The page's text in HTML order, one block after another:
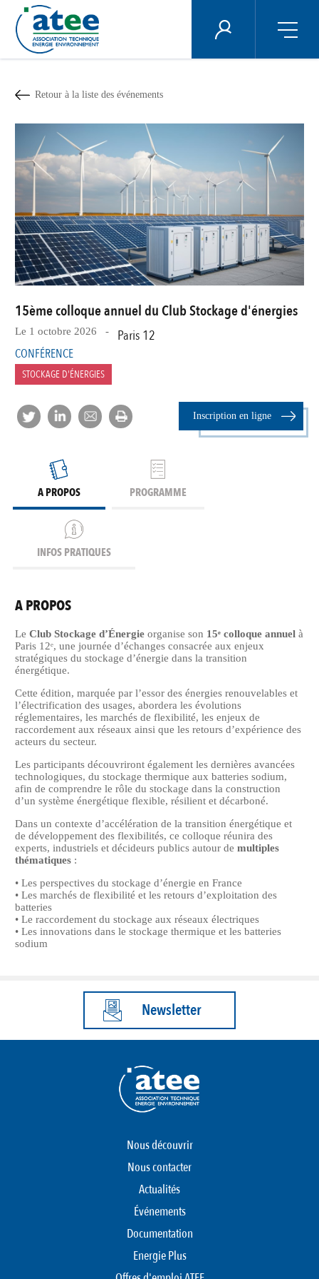
contenu
principal
ÉNERGIE PLUS
Retour à la liste des événements
15ème colloque annuel du Club Stockage d'énergies
Le 1 octobre 2026 - Paris 12
CONFÉRENCE
STOCKAGE D'ÉNERGIES
Inscription en ligne
A PROPOS PROGRAMME
INFOS PRATIQUES
A PROPOS
LeClub Stockage d’Énergie organise son 15ᵉ colloque annuelà
Paris 12ᵉ, une journée d’échanges consacrée aux enjeux
stratégiques du stockage d’énergie dans la transition
énergétique.
Cette édition, marquée par l’essor des énergies renouvelables et
l’électrification des usages, abordera les évolutions
réglementaires, les marchés de flexibilité, les enjeux de
raccordement aux réseaux ainsi que les retours d’expérience des
acteurs du secteur.
Les participants découvriront également les dernières avancées
technologiques, du stockage thermique aux batteries sodium,
afin de comprendre le rôle du stockage dans la construction
d’un système énergétique flexible, résilient et décarboné.
Dans un contexte d’accélération de la transition énergétique et
de développement des flexibilités, ce colloque réunira des
experts, industriels et décideurs publics autour demultiples
thématiques :
• Les perspectives du stockage d’énergie en France
• Les marchés de flexibilité et les retours d’exploitation des
batteries
• Le raccordement du stockage aux réseaux électriques
• Les innovations dans le stockage thermique et les batteries
sodium
Newsletter
Nous découvrir
Nous contacter
Actualités
Événements
Documentation
Energie Plus
Panneau de gestion des cookies